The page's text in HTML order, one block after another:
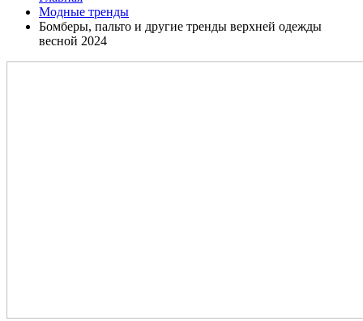
Модные тренды
Бомберы, пальто и другие тренды верхней одежды
весной 2024